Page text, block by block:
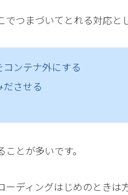
でつまづいてとれる対応と
コンテナ外にする
させる
とが多いです。
ーディングはじめのときは